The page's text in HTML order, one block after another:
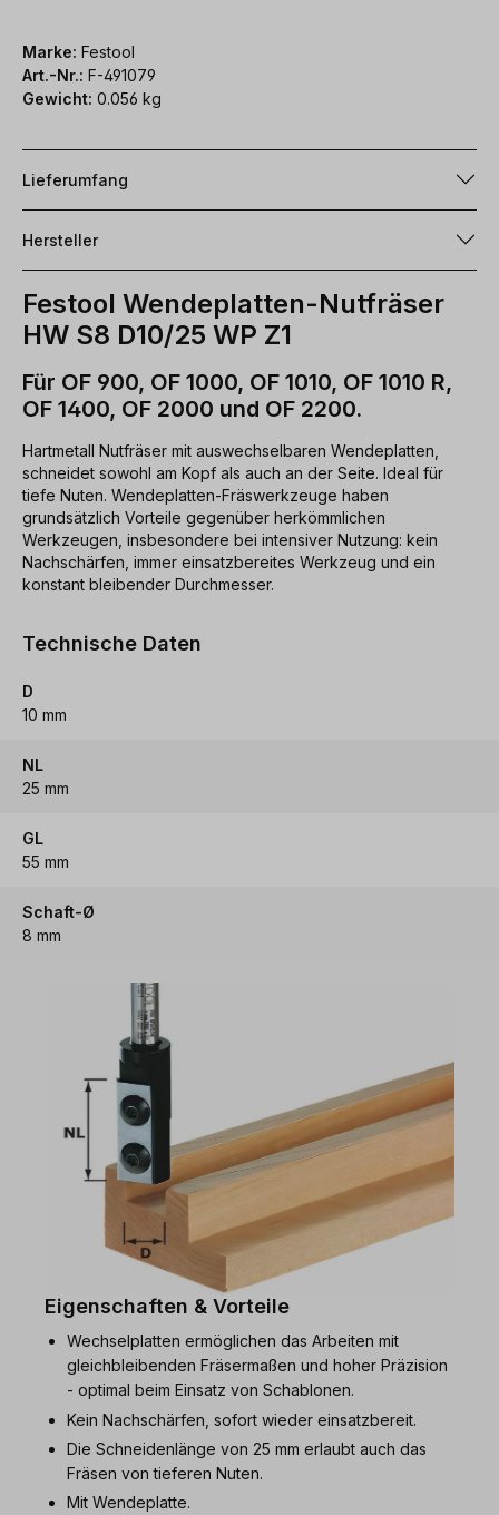
Marke: Festool
Art.-Nr.: F-491079
Gewicht: 0.056 kg
Lieferumfang
Hersteller
Festool Wendeplatten-Nutfräser
HW S8 D10/25 WP Z1
Für OF 900, OF 1000, OF 1010, OF 1010 R,
OF 1400, OF 2000 und OF 2200.
Hartmetall Nutfräser mit auswechselbaren Wendeplatten,
schneidet sowohl am Kopf als auch an der Seite. Ideal für
tiefe Nuten. Wendeplatten-Fräswerkzeuge haben
grundsätzlich Vorteile gegenüber herkömmlichen
Werkzeugen, insbesondere bei intensiver Nutzung: kein
Nachschärfen, immer einsatzbereites Werkzeug und ein
konstant bleibender Durchmesser.
Technische Daten
D
10 mm
NL
25 mm
GL
55 mm
Schaft-Ø
8 mm
Eigenschaften & Vorteile
Wechselplatten ermöglichen das Arbeiten mit
gleichbleibenden Fräsermaßen und hoher Präzision
- optimal beim Einsatz von Schablonen.
Kein Nachschärfen, sofort wieder einsatzbereit.
Die Schneidenlänge von 25 mm erlaubt auch das
Fräsen von tieferen Nuten.
Mit Wendeplatte.